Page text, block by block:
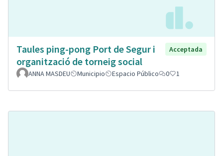
Taules ping-pong Port de Segur i
organització de torneig social
Acceptada
ANNA MASDEU Municipio Espacio Público 0 1